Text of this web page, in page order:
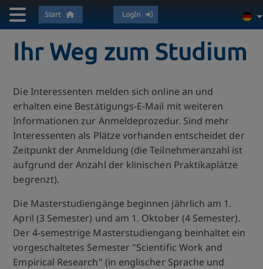
LogIn
Start
Ihr Weg zum Studium
Die Interessenten melden sich online an und
erhalten eine Bestätigungs-E-Mail mit weiteren
Informationen zur Anmeldeprozedur. Sind mehr
Interessenten als Plätze vorhanden entscheidet der
Zeitpunkt der Anmeldung (die Teilnehmeranzahl ist
aufgrund der Anzahl der klinischen Praktikaplätze
begrenzt).
Die Masterstudiengänge beginnen jährlich am 1.
April (3 Semester) und am 1. Oktober (4 Semester).
Der 4-semestrige Masterstudiengang beinhaltet ein
vorgeschaltetes Semester "Scientific Work and
Empirical Research" (in englischer Sprache und